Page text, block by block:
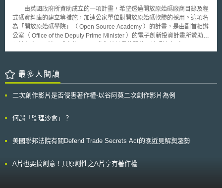
關訴訟，十之八九都是國稅局勝訴。根據公司研究與發展及人才培訓支出適
用投資抵減辦法第５條規定，公司的研發支出，在同一課稅年度內得按百分
之三十抵減當年度應納營所稅額；支出總金額超過前二年度研發經費平均數
者，超過部份得按百分之五十抵減當年度應納營所稅，當年度營所稅額不足
抵減者，得在以後四年度營所稅額抵減。 國稅局提醒，申請研發減免
培訓支出，則應依臺灣地區與大陸地區人民關係條例第２４、２５、２５條
之１條等法令規定，經主管機關核准，否則也將遭國稅局剔除補稅。
由英國政府所資助成立的一項計畫，希望透過開放原始碼廠商目錄及程
式碼資料庫的建立等措施，加速公家單位對開放原始碼軟體的採用。這項名
為「開放原始碼學院」（ Open Source Academy ）的計畫，是由副首相辦
公室（ Office of the Deputy Prime Minister ）的電子創新投資計畫所贊助，
Source Consortium ）執行總監表示，英國的公家機關在開放原始碼的採用
網站開始分享程式碼，例如「地方政府軟體協會」（ Local Authority
Software Consortium ）的網站。這項計畫裡的其他專案還包括了政府機構
問的專業鑑定模式。
最多人閱讀
二次創作影片是否侵害著作權-以谷阿莫二次創作影片為例
何謂「監理沙盒」？
美國聯邦法院有關Defend Trade Secrets Act的晚近見解與趨勢
A片也要搞創意！具原創性之A片享有著作權